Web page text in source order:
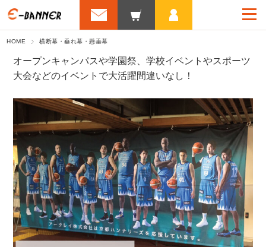
HOME 横断幕・垂れ幕・懸垂幕
オープンキャンパスや学園祭、学校イベントやスポーツ
大会などのイベントで大活躍間違いなし！